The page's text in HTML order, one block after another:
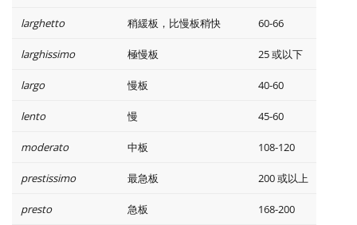
Українська
larghetto 稍緩板，比慢板稍快 60-66
larghissimo 極慢板 25 或以下
largo 慢板 40-60
lento 慢 45-60
moderato 中板 108-120
prestissimo 最急板 200 或以上
presto 急板 168-200